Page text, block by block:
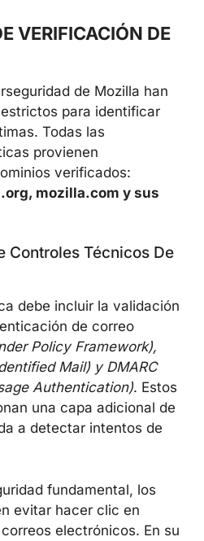
VERIFICACIÓN DE
de Mozilla han
para identificar
Todas las
provienen
verificados:
mozilla.com y sus
Controles Técnicos De
debe incluir la validación
de correo
Policy Framework),
Mail) y DMARC
Authentication). Estos
una capa adicional de
a detectar intentos de
fundamental, los
evitar hacer clic en
electrónicos. En su